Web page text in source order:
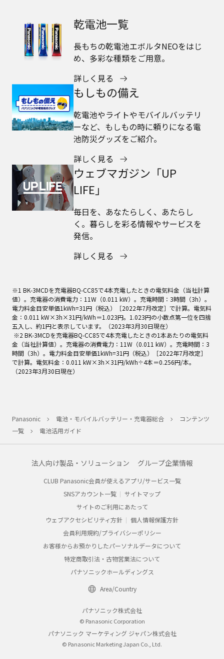
乾電池一覧
長もちの乾電池エボルタNEOをはじ
め、多彩な種類をご用意。
詳しく見る
もしもの備え
乾電池やライトやモバイルバッテリ
ーなど、もしもの時に頼りになる電
池防災グッズをご紹介。
詳しく見る
ウェブマガジン「UP
LIFE」
毎日を、あなたらしく、あたらし
く。暮らしを彩る情報やサービスを
発信。
詳しく見る
※1 BK-3MCDを充電器BQ-CC85で4本充電したときの電気料金（当社計算
値）。充電器の消費電力：11W（0.011 kW）。充電時間：3時間（3h）。
電力料金目安単価1kWh=31円（税込）［2022年7月改定］で計算。電気料
金：0.011 kW×3h×31円/kWh＝1.023円。1.023円の小数点第一位を四捨
五入し、約1円と表示しています。（2023年3月30日現在）
※2 BK-3MCDを充電器BQ-CC85で4本充電したときの1本あたりの電気料
金（当社計算値）。充電器の消費電力：11W（0.011 kW）。充電時間：3
時間（3h）。電力料金目安単価1kWh=31円（税込）［2022年7月改定］
で計算。電気料金：0.011 kW×3h×31円/kWh÷4本＝0.256円/本。
（2023年3月30日現在）
Panasonic 電池・モバイルバッテリー・充電器総合
コンテンツ
一覧
電池活用ガイド
法人向け製品・ソリューション グループ企業情報
CLUB Panasonic会員が使えるアプリ/サービス一覧
SNSアカウント一覧
サイトマップ
サイトのご利用にあたって
ウェブアクセシビリティ方針
個人情報保護方針
会員利用規約/プライバシーポリシー
お客様からお預かりしたパーソナルデータについて
特定商取引法・古物営業法について
パナソニックホールディングス
Area/Country
パナソニック株式会社
© Panasonic Corporation
パナソニック マーケティング ジャパン株式会社
© Panasonic Marketing Japan Co., Ltd.